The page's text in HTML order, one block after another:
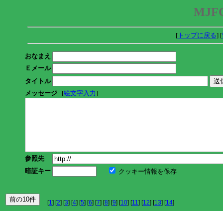
[トップに戻る] [
おなまえ
Ｅメール
タイトル
メッセージ [絵文字入力]
参照先
暗証キー
クッキー情報を保存
[1] [2] [3] [4] [5] [6] [7] [8] [9] [10] [11] [12] [13] [14]